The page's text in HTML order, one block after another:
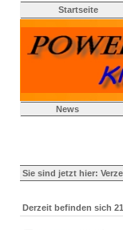
Startseite
News
Sie sind jetzt hier:
Derzeit befinden sich